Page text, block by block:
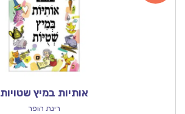
אותיות במיץ שטויות
רינת הופר